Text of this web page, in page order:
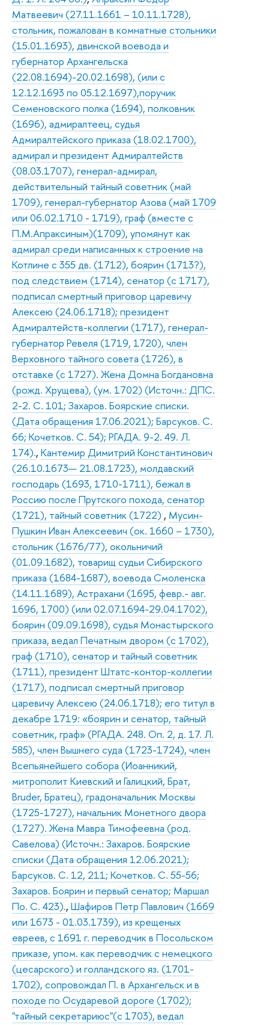
Матвеевич (27.11.1661 – 10.11.1728),
стольник, пожалован в комнатные стольники
(15.01.1693), двинской воевода и
губернатор Архангельска
(22.08.1694)-20.02.1698), (или с
12.12.1693 по 05.12.1697),поручик
Семеновского полка (1694), полковник
(1696), адмиралтеец, судья
Адмиралтейского приказа (18.02.1700),
адмирал и президент Адмиралтейств
(08.03.1707), генерал-адмирал,
действительный тайный советник (май
1709), генерал-губернатор Азова (май 1709
или 06.02.1710 - 1719), граф (вместе с
П.М.Апраксиным)(1709), упомянут как
адмирал среди написанных к строение на
Котлине с 355 дв. (1712), боярин (1713?),
под следствием (1714), сенатор (с 1717),
подписал смертный приговор царевичу
Алексею (24.06.1718); президент
Адмиралтейств-коллегии (1717), генерал-
губернатор Ревеля (1719, 1720), член
Верховного тайного совета (1726), в
отставке (с 1727). Жена Домна Богдановна
(рожд. Хрущева), (ум. 1702) (Источн.: ДПС.
2-2. С. 101; Захаров. Боярские списки.
(Дата обращения 17.06.2021); Барсуков. С.
66; Кочетков. С. 54); РГАДА. 9-2. 49. Л.
174)., Кантемир Димитрий Константинович
(26.10.1673— 21.08.1723), молдавский
господарь (1693, 1710-1711), бежал в
Россию после Прутского похода, сенатор
(1721), тайный советник (1722) , Мусин-
Пушкин Иван Алексеевич (ок. 1660 – 1730),
стольник (1676/77), окольничий
(01.09.1682), товарищ судьи Сибирского
приказа (1684-1687), воевода Смоленска
(14.11.1689), Астрахани (1695, февр.- авг.
1696, 1700) (или 02.07.1694-29.04.1702),
боярин (09.09.1698), судья Монастырского
приказа, ведал Печатным двором (с 1702),
граф (1710), сенатор и тайный советник
(1711), президент Штатс-контор-коллегии
(1717), подписал смертный приговор
царевичу Алексею (24.06.1718); его титул в
декабре 1719: «боярин и сенатор, тайный
советник, граф» (РГАДА. 248. Оп. 2, д. 17. Л.
585), член Вышнего суда (1723-1724), член
Всепьянейшего собора (Иоанникий,
митрополит Киевский и Галицкий, Брат,
Bruder, Братец), градоначальник Москвы
(1725-1727), начальник Монетного двора
(1727). Жена Мавра Тимофеевна (род.
Савелова) (Источн.: Захаров. Боярские
списки (Дата обращения 12.06.2021);
Барсуков. С. 12, 211; Кочетков. С. 55-56;
Захаров. Боярин и первый сенатор; Маршал
По. С. 423)., Шафиров Петр Павлович (1669
или 1673 - 01.03.1739), из крещеных
евреев, с 1691 г. переводчик в Посольском
приказе, упом. как переводчик с немецкого
(цесарского) и голландского яз. (1701-
1702), сопровождал П. в Архангельск и в
походе по Осударевой дороге (1702);
"тайный секретариюс"(с 1703), ведал